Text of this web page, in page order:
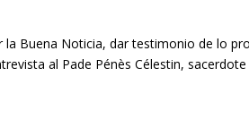
la Buena Noticia, dar testimonio de lo
al Pade Pénès Célestin,